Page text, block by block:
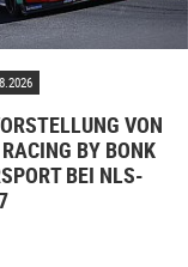
VON
BY BONK
BEI NLS-